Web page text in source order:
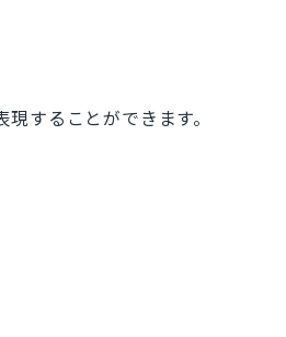
することができます。